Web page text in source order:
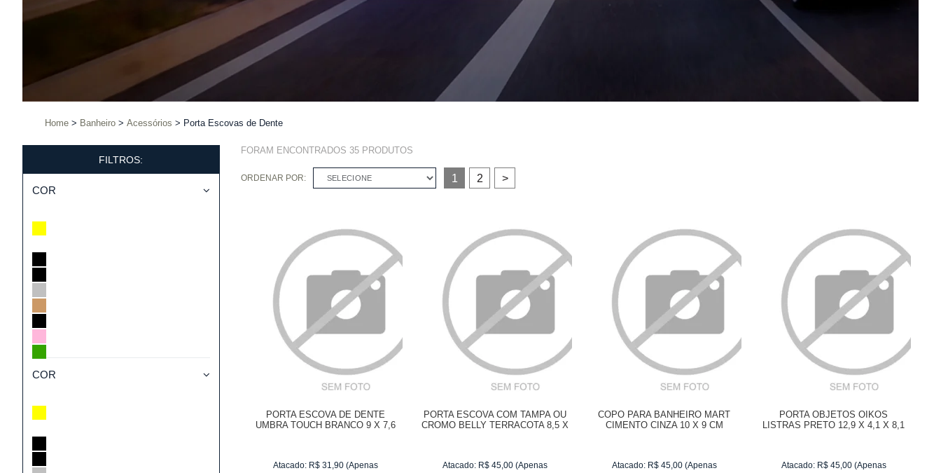
Home Banheiro Acessórios Porta Escovas de Dente
FILTROS:
COR
COR
FORAM ENCONTRADOS 35PRODUTOS
ORDENAR POR: SELECIONE 1 2 >
PORTA ESCOVA DE DENTE
UMBRA TOUCH BRANCO 9 X 7,6
Atacado: R$ 31,90 (Apenas
PORTA ESCOVA COM TAMPA OU
CROMO BELLY TERRACOTA 8,5 X
Atacado: R$ 45,00 (Apenas
COPO PARA BANHEIRO MART
CIMENTO CINZA 10 X 9 CM
Atacado: R$ 45,00 (Apenas
PORTA OBJETOS OIKOS
LISTRAS PRETO 12,9 X 4,1 X 8,1
Atacado: R$ 45,00 (Apenas